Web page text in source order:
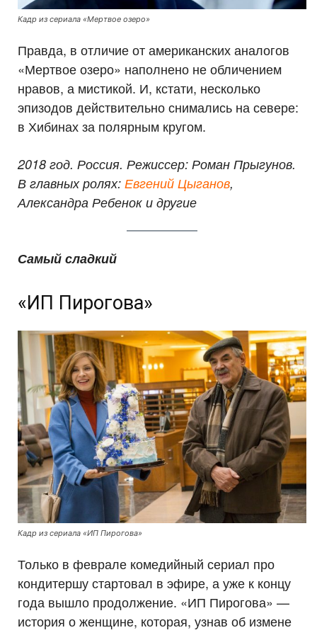
Кадр из сериала «Мертвое озеро»
Правда, в отличие от американских аналогов
«Мертвое озеро» наполнено не обличением
нравов, а мистикой. И, кстати, несколько
эпизодов действительно снимались на севере:
в Хибинах за полярным кругом.
2018 год. Россия. Режиссер: Роман Прыгунов.
В главных ролях: Евгений Цыганов,
Александра Ребенок и другие
Самый сладкий
«ИП Пирогова»
Кадр из сериала «ИП Пирогова»
Только в феврале комедийный сериал про
кондитершу стартовал в эфире, а уже к концу
года вышло продолжение. «ИП Пирогова» —
история о женщине, которая, узнав об измене